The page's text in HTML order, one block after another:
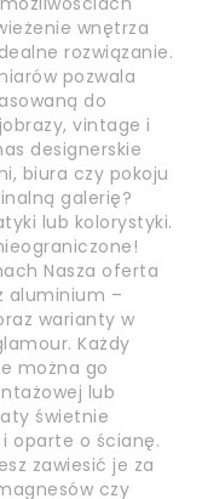
wnętrza
rozwiązanie.
pozwala
do
vintage i
designerskie
biura czy pokoju
galerię?
lub kolorystyki.
Nasza oferta
aluminium –
warianty w
Każdy
można go
lub
świetnie
oparte o ścianę.
zawiesić je za
czy